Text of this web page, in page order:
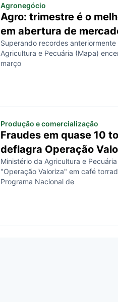
Agronegócio
Agro: trimestre é o
em abertura de
Superando recordes
Agricultura e Pecuária (Mapa)
março
Produção e comercialização
Fraudes em quase 10
deflagra Operação
Ministério da Agricultura e
"Operação Valoriza" em café
Programa Nacional de